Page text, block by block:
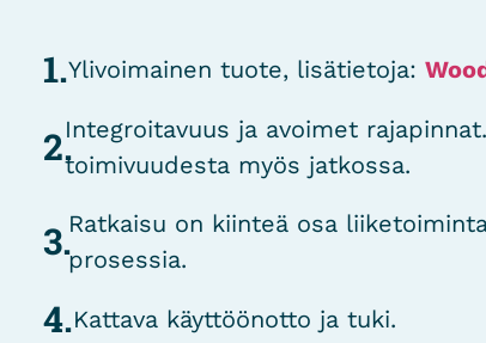
1.Ylivoimainen tuote, lisätietoja:
2.Integroitavuus ja avoimet
toimivuudesta myös jatkossa.
3.Ratkaisu on kiinteä osa
prosessia.
4.Kattava käyttöönotto ja tuki.